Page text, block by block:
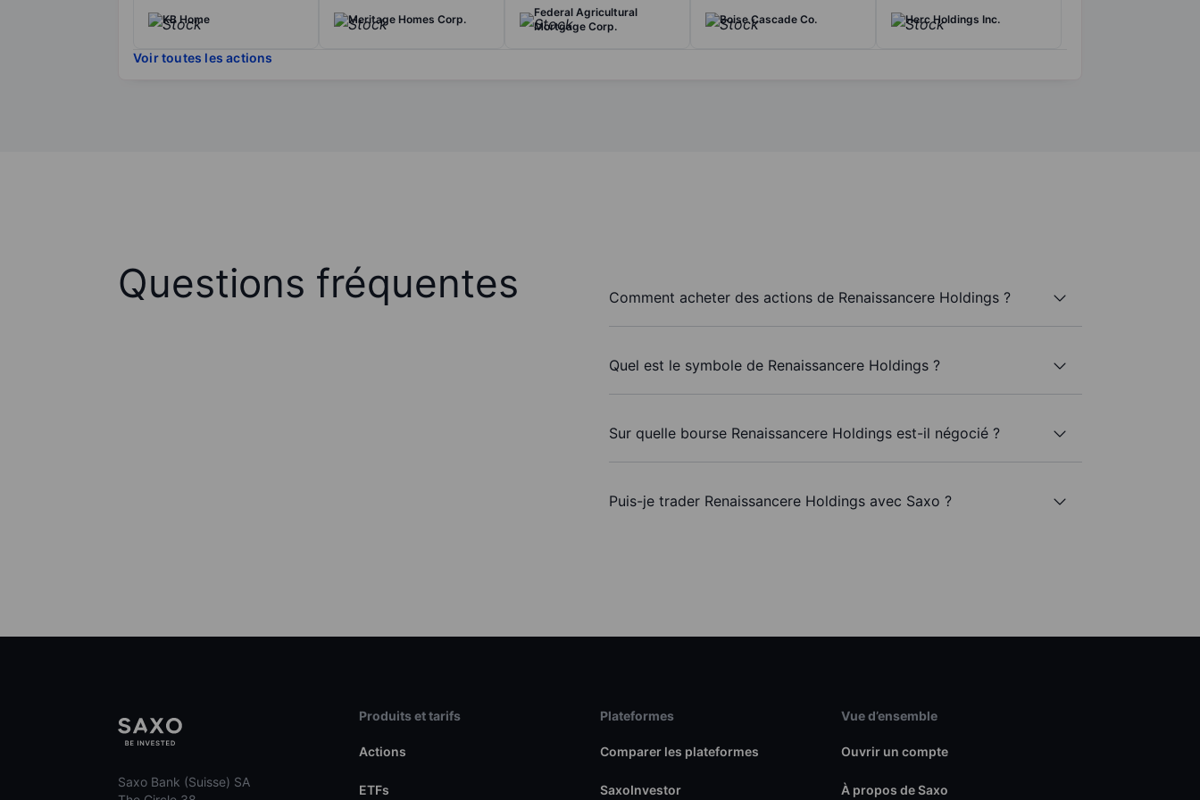
KB Home Meritage Homes Corp.
Federal Agricultural
Mortgage Corp.
Boise Cascade Co. Herc Holdings Inc.
Voir toutes les actions
Questions fréquentes Comment acheter des actions de Renaissancere Holdings ?
Quel est le symbole de Renaissancere Holdings ?
Sur quelle bourse Renaissancere Holdings est-il négocié ?
Puis-je trader Renaissancere Holdings avec Saxo ?
Saxo Bank (Suisse) SA
Produits et tarifs
Actions
ETFs
Plateformes
Comparer les plateformes
SaxoInvestor
Vue d’ensemble
Ouvrir un compte
À propos de Saxo